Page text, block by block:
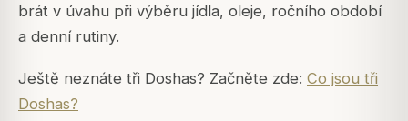
brát v úvahu při výběru jídla, oleje, ročního období
a denní rutiny.
Ještě neznáte tři Doshas? Začněte zde: Co jsou tři
Doshas?